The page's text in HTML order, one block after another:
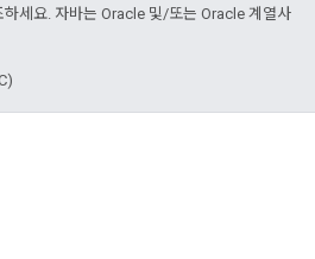
하세요. 자바는 Oracle 및/또는 Oracle 계열사